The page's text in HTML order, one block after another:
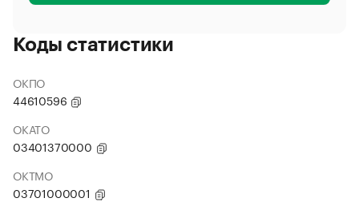
Коды статистики
ОКПО
44610596
ОКАТО
03401370000
ОКТМО
03701000001